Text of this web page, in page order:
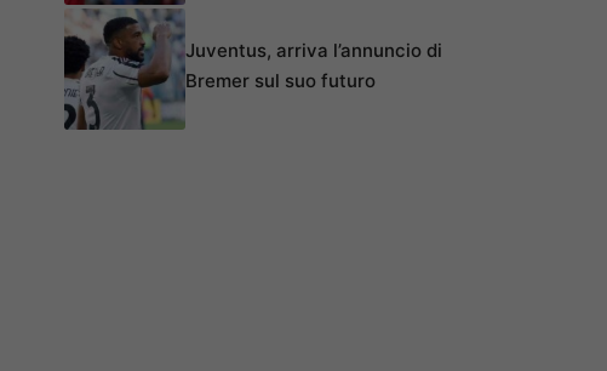
Juventus, arriva l’annuncio di
Bremer sul suo futuro